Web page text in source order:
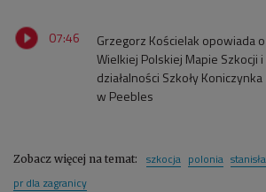
07:46
Grzegorz Kościelak opowiada o
Wielkiej Polskiej Mapie Szkocji i
działalności Szkoły Koniczynka
w Peebles
Zobacz więcej na temat: szkocja polonia
pr dla zagranicy